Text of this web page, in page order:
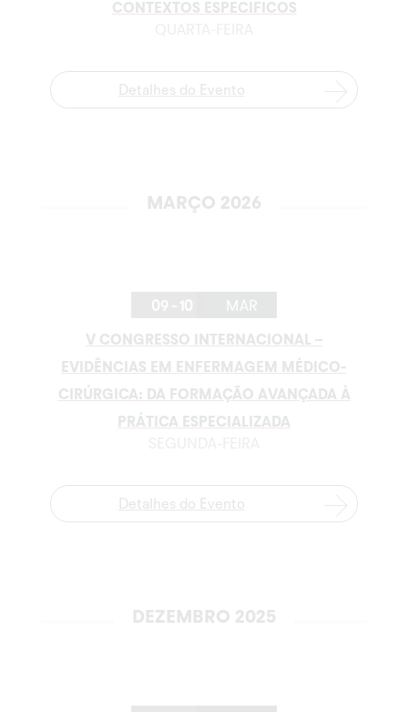
CONTEXTOS ESPECIFICOS
Detalhes do Evento
MARÇO 2026
MAR
V CONGRESSO INTERNACIONAL –
EVIDÊNCIAS EM ENFERMAGEM MÉDICO-
CIRÚRGICA: DA FORMAÇÃO AVANÇADA À
PRÁTICA ESPECIALIZADA
Detalhes do Evento
DEZEMBRO 2025